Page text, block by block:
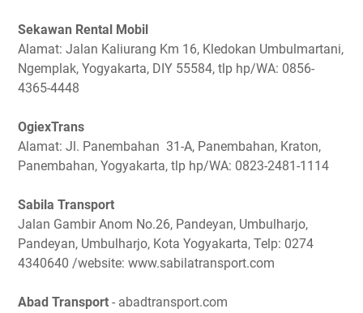
Sekawan Rental Mobil
Alamat: Jalan Kaliurang Km 16, Kledokan Umbulmartani,
Ngemplak, Yogyakarta, DIY 55584, tlp hp/WA: 0856-
4365-4448
OgiexTrans
Alamat: Jl. Panembahan 31-A, Panembahan, Kraton,
Panembahan, Yogyakarta, tlp hp/WA: 0823-2481-1114
Sabila Transport
Jalan Gambir Anom No.26, Pandeyan, Umbulharjo,
Pandeyan, Umbulharjo, Kota Yogyakarta, Telp: 0274
4340640 /website: www.sabilatransport.com
Abad Transport - abadtransport.com